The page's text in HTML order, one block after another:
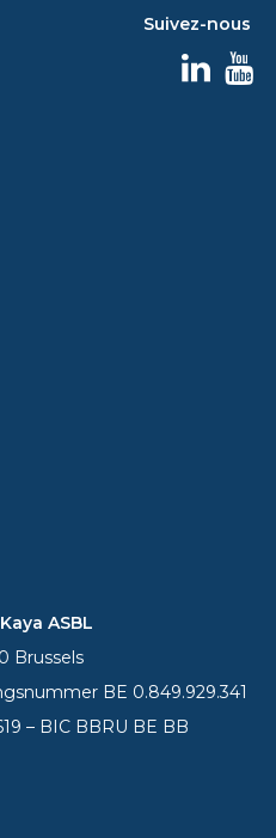
Suivez-nous
ASBL
Brussels
BE 0.849.929.341
– BIC BBRU BE BB